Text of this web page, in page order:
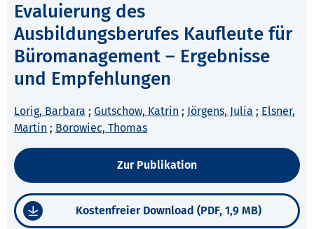
Evaluierung des
Ausbildungsberufes Kaufleute für
Büromanagement – Ergebnisse
und Empfehlungen
Lorig, Barbara ; Gutschow, Katrin ; Jörgens, Julia ; Elsner,
Martin ; Borowiec, Thomas
Zur Publikation
Kostenfreier Download (PDF, 1,9 MB)